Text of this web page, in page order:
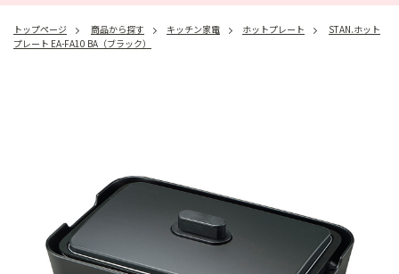
トップページ 商品から探す キッチン家電 ホットプレート
STAN.ホット
プレート EA-FA10 BA（ブラック）